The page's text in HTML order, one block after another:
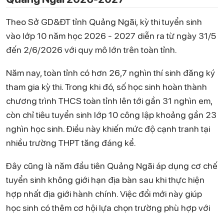
Theo Sở GD&ĐT tỉnh Quảng Ngãi, kỳ thi tuyển sinh
vào lớp 10 năm học 2026 - 2027 diễn ra từ ngày 31/5
đến 2/6/2026 với quy mô lớn trên toàn tỉnh.
Năm nay, toàn tỉnh có hơn 26,7 nghìn thí sinh đăng ký
tham gia kỳ thi. Trong khi đó, số học sinh hoàn thành
chương trình THCS toàn tỉnh lên tới gần 31 nghìn em,
còn chỉ tiêu tuyển sinh lớp 10 công lập khoảng gần 23
nghìn học sinh. Điều này khiến mức độ cạnh tranh tại
nhiều trường THPT tăng đáng kể.
Đây cũng là năm đầu tiên Quảng Ngãi áp dụng cơ chế
tuyển sinh không giới hạn địa bàn sau khi thực hiện
hợp nhất địa giới hành chính. Việc đổi mới này giúp
học sinh có thêm cơ hội lựa chọn trường phù hợp với